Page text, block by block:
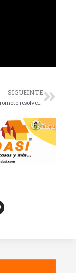
SIGUEINTE
Sheinbaum promete resolver desabasto a finales de mayo